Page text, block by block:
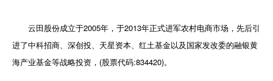
云田股份成立于2005年，于2013年正式进军农村电商市场，先后引
进了中科招商、深创投、天星资本、红土基金以及国家发改委的融银黄
海产业基金等战略投资，(股票代码:834420)。